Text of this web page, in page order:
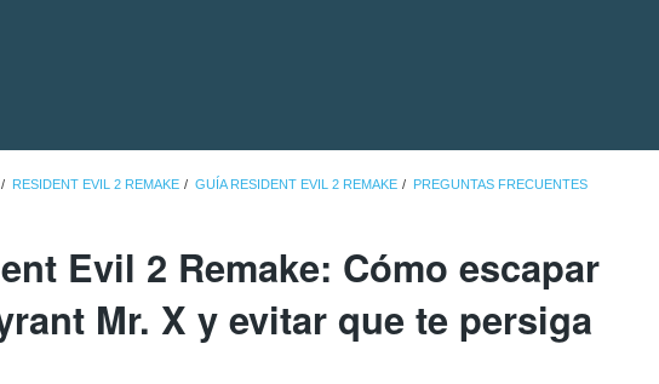
RESIDENT EVIL 2 REMAKE GUÍA RESIDENT EVIL 2 REMAKE PREGUNTAS FRECUENTES
Evil 2 Remake: Cómo escapar
Mr. X y evitar que te persiga